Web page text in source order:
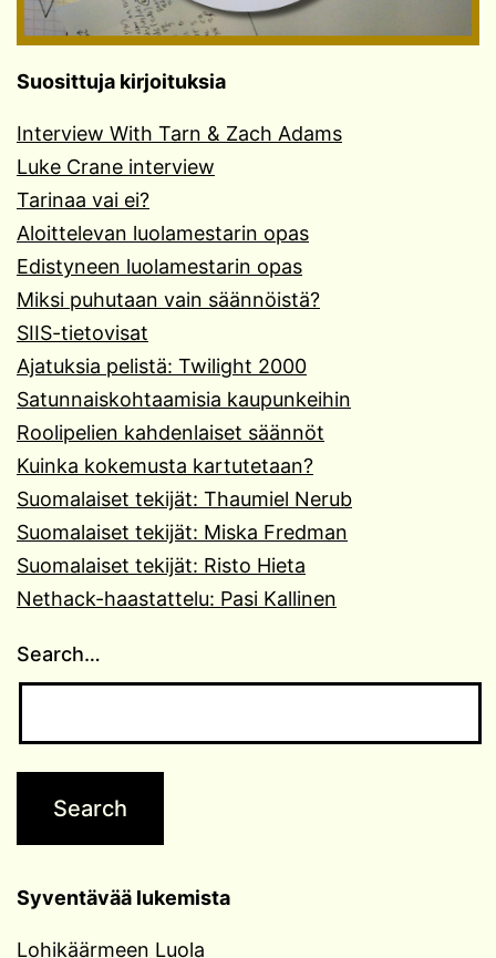
Suosittuja kirjoituksia
Interview With Tarn & Zach Adams
Luke Crane interview
Tarinaa vai ei?
Aloittelevan luolamestarin opas
Edistyneen luolamestarin opas
Miksi puhutaan vain säännöistä?
SIIS-tietovisat
Ajatuksia pelistä: Twilight 2000
Satunnaiskohtaamisia kaupunkeihin
Roolipelien kahdenlaiset säännöt
Kuinka kokemusta kartutetaan?
Suomalaiset tekijät: Thaumiel Nerub
Suomalaiset tekijät: Miska Fredman
Suomalaiset tekijät: Risto Hieta
Nethack-haastattelu: Pasi Kallinen
Search…
Syventävää lukemista
Lohikäärmeen Luola